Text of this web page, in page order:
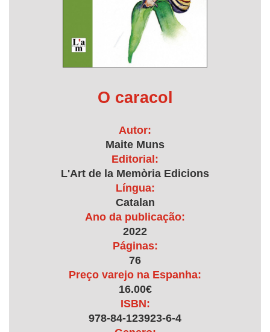
O caracol
Autor:
Maite Muns
Editorial:
L'Art de la Memòria Edicions
Língua:
Catalan
Ano da publicação:
2022
Páginas:
76
Preço varejo na Espanha:
16.00€
ISBN:
978-84-123923-6-4